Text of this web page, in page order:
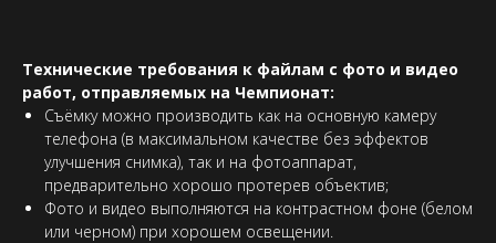
Технические требования к файлам с фото и видео
работ, отправляемых на Чемпионат:
Съёмку можно производить как на основную камеру
телефона (в максимальном качестве без эффектов
улучшения снимка), так и на фотоаппарат,
предварительно хорошо протерев объектив;
Фото и видео выполняются на контрастном фоне (белом
или черном) при хорошем освещении.